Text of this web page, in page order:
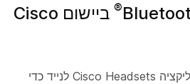
®
ביישום Cisco
אתה יכול להשתמש באפליקציה Cisco Headsets לנייד כדי